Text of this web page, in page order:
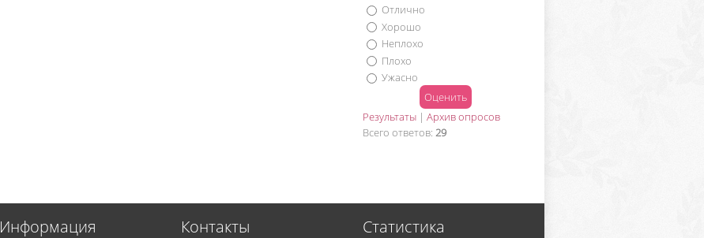
Отлично
Хорошо
Неплохо
Плохо
Ужасно
Результаты | Архив опросов
Всего ответов: 29
Информация Контакты Статистика